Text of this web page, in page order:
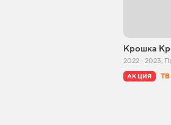
Крошка
2022 - 2023,
АКЦИЯ